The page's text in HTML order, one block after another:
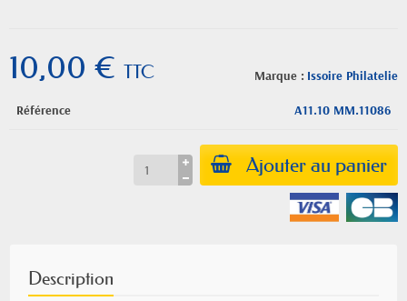
Marque : Issoire Philatelie
10,00 € TTC
Référence A11.10 MM.11086
Ajouter au panier
Description